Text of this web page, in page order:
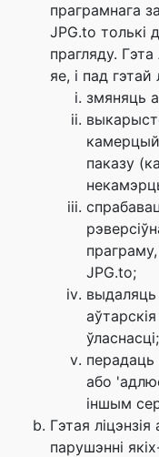
праграмнага
JPG.to толькі
прагляду.
яе, і пад
змяняць
паказу
JPG.to;
або
іншым
Гэтая
парушэнні